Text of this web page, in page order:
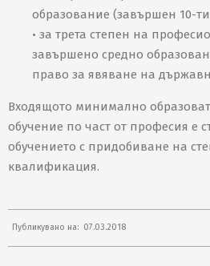
образование (завършен 10-
• за трета степен на
завършено средно
право за явяване на
Входящото минимално
обучение по част от професия е
обучението с придобиване на
квалификация.
Публикувано на: 07.03.2018